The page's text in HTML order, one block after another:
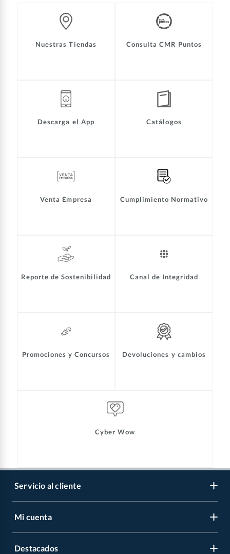
Nuestras Tiendas Consulta CMR Puntos
Descarga el App Catálogos
Venta Empresa Cumplimiento Normativo
Reporte de Sostenibilidad Canal de Integridad
Promociones y Concursos Devoluciones y cambios
Cyber Wow
Servicio al cliente
Libro de reclamaciones
Mi cuenta
Regístrate
Destacados